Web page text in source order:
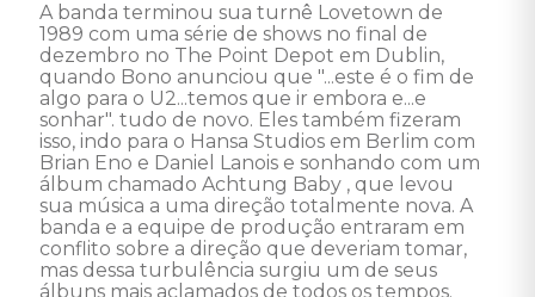
A banda terminou sua turnê Lovetown de
1989 com uma série de shows no final de
dezembro no The Point Depot em Dublin,
quando Bono anunciou que "...este é o fim de
algo para o U2...temos que ir embora e...e
sonhar". tudo de novo. Eles também fizeram
isso, indo para o Hansa Studios em Berlim com
Brian Eno e Daniel Lanois e sonhando com um
álbum chamado Achtung Baby , que levou
sua música a uma direção totalmente nova. A
banda e a equipe de produção entraram em
conflito sobre a direção que deveriam tomar,
mas dessa turbulência surgiu um de seus
álbuns mais aclamados de todos os tempos.